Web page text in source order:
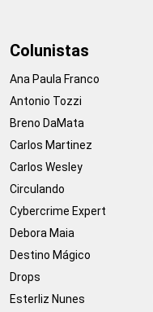
Colunistas
Ana Paula Franco
Antonio Tozzi
Breno DaMata
Carlos Martinez
Carlos Wesley
Circulando
Cybercrime Expert
Debora Maia
Destino Mágico
Drops
Esterliz Nunes